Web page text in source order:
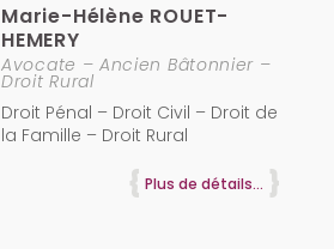
Marie-Hélène ROUET-
HEMERY
Avocate – Ancien Bâtonnier –
Droit Rural
Droit Pénal – Droit Civil – Droit de
la Famille – Droit Rural
Plus de détails...